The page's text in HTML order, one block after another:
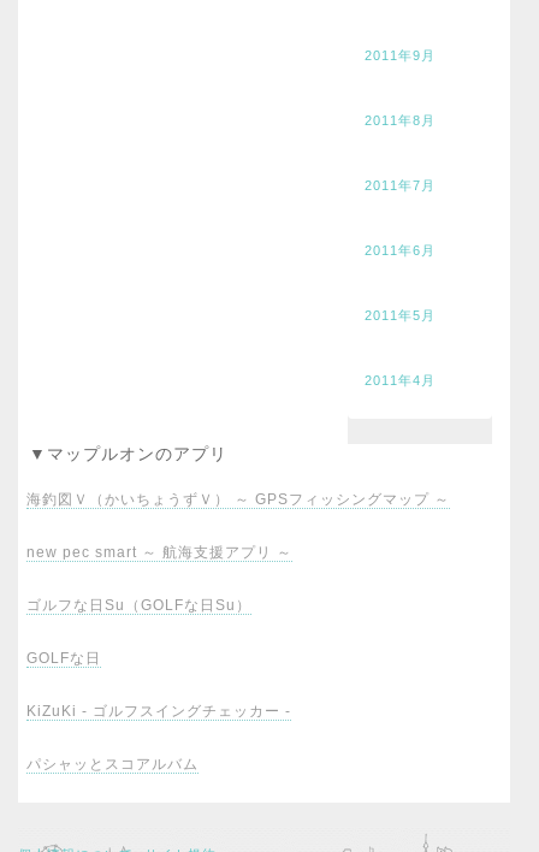
2011年9月
2011年8月
2011年7月
2011年6月
2011年5月
2011年4月
▼マップルオンのアプリ
海釣図Ｖ（かいちょうずＶ） ～ GPSフィッシングマップ ～
new pec smart ～ 航海支援アプリ ～
ゴルフな日Su（GOLFな日Su）
GOLFな日
KiZuKi - ゴルフスイングチェッカー -
パシャッとスコアルバム